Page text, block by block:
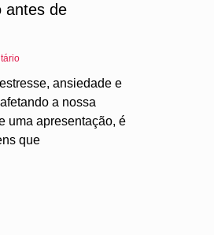
antes de
ansiedade e
a nossa
uma apresentação, é
que